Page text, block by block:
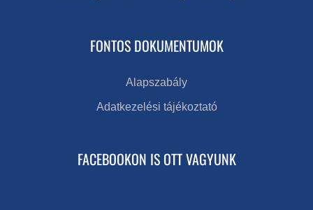
FONTOS DOKUMENTUMOK
Alapszabály
Adatkezelési tájékoztató
FACEBOOKON IS OTT VAGYUNK